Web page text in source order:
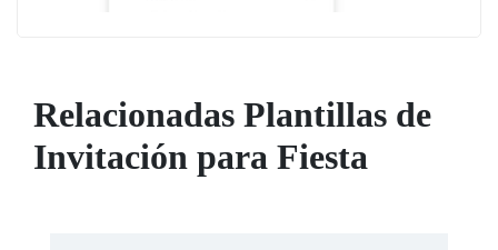
Relacionadas Plantillas de
Invitación para Fiesta